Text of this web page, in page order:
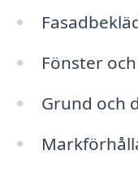
Fönster
Grund och